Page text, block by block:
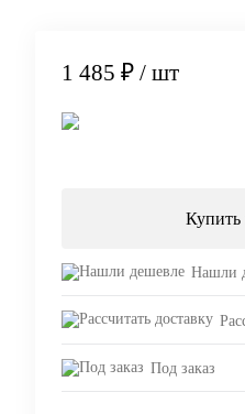
1 485 ₽ / шт
Купить
Нашли
Под заказ